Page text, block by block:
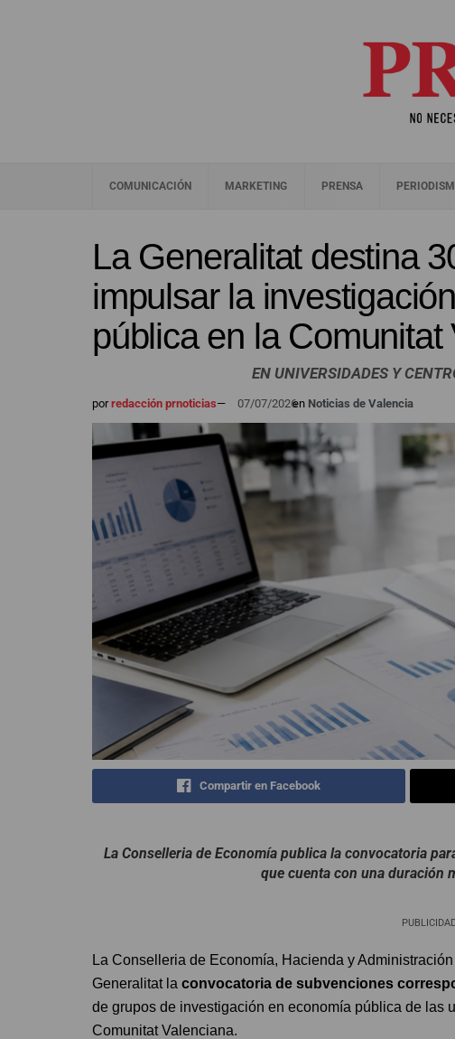
COMUNICACIÓN MARKETING PRENSA
La Generalitat destina
impulsar la
pública en la Comunitat
EN UNIVERSIDADES Y
porredacción prnoticias— 07/07/2026en Noticias de Valencia
Compartir en Facebook
La Conselleria de Economía publica la convocatoria
que cuenta con una duración
La Conselleria de Economía, Hacienda y
Generalitat la convocatoria de subvenciones
de grupos de investigación en economía pública de las
Comunitat Valenciana.